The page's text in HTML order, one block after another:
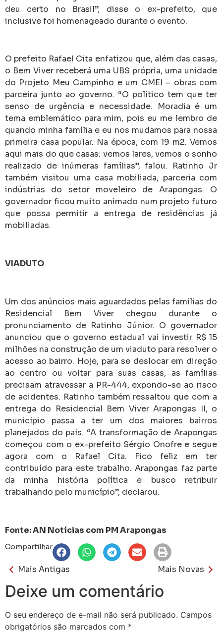
deu certo no Brasil”, disse o ex-prefeito, que
inclusive foi homenageado durante o evento.
O prefeito Rafael Cita enfatizou que, além das casas,
o Bem Viver receberá uma UBS própria, uma unidade
do Projeto Meu Campinho e um CMEI – obras com
parceira junto ao governo. “O político tem que ter
senso de urgência e necessidade. Moradia é um
tema emblemático para mim, pois eu me lembro de
quando minha família e eu nos mudamos para nossa
primeira casa popular. Na época, com 19 m2. Vemos
aqui mais do que casas: vemos lares, vemos o sonho
realizado de inúmeras famílias”, falou. Ratinho Jr
também visitou uma casa mobiliada, parceria com
indústrias do setor moveleiro de Arapongas. O
governador ficou muito animado num projeto futuro
que possa permitir a entrega de residências já
mobiliadas.
VIADUTO
Um dos anúncios mais aguardados pelas famílias do
Residencial Bem Viver chegou durante o
pronunciamento de Ratinho Júnior. O governador
anunciou que o governo estadual vai investir R$ 15
milhões na construção de um viaduto para resolver o
acesso ao bairro. Hoje, para se deslocar em direção
ao centro ou voltar para suas casas, as famílias
precisam atravessar a PR-444, expondo-se ao risco
de acidentes. Ratinho também ressaltou que com a
entrega do Residencial Bem Viver Arapongas II, o
município passa a ter um dos maiores bairros
planejados do país. “A transformação de Arapongas
começou com o ex-prefeito Sérgio Onofre e segue
agora com o Rafael Cita. Fico feliz em ter
contribuído para este trabalho. Arapongas faz parte
da minha história política e busco retribuir
trabalhando pelo município”, declarou.
Fonte: AN Notícias com PM Arapongas
Compartilhar
Mais Antigas Mais Novas
Deixe um comentário
O seu endereço de e-mail não será publicado. Campos
obrigatórios são marcados com *